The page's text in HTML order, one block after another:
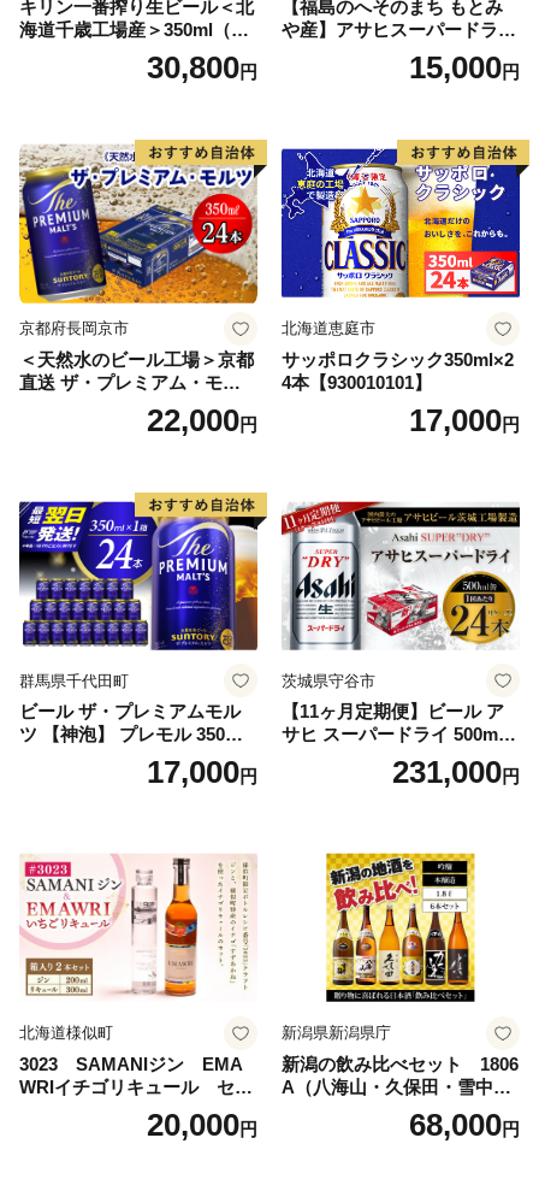
キリン一番搾り生ビール＜北
海道千歳工場産＞350ml（24
30,800円
【福島のへそのまち もとみ
や産】アサヒスーパードライ
350ml×24本 合計8.4L 1ケー
ス アルコール度数5% 缶ビー
口 送料無料 カメイ 本宮市
【07214-0206】
15,000円
京都府長岡京市
＜天然水のビール工場＞京都
直送 ザ・プレミアム・モル
ツ 350ml×24本 プレモル [149
22,000円
北海道恵庭市
サッポロクラシック350ml×2
4本【930010101】
17,000円
群馬県千代田町
ビール ザ・プレミアムモル
ツ 【神泡】 プレモル 350ml
× 24本 サントリー〈天然水の
ビール工場〉群馬※沖縄・離
17,000円
茨城県守谷市
【11ヶ月定期便】ビール ア
サヒ スーパードライ 500ml 2
4本 1ケース×11ヶ月 | アサヒ
ビール 究極の辛口 酒 お酒 ア
uper dry 11回 缶ビール 缶 ギ
フト 内祝い 茨城県守谷市 送
料無料
231,000円
北海道様似町
3023 SAMANIジン EMA
WRIイチゴリキュール セッ
ト（箱入り）【大人の味 酒
お酒 洋酒 スピリッツ クラフ
20,000円
新潟県新潟県庁
新潟の飲み比べセット 1806
A（八海山・久保田・雪中
梅・越乃寒梅・かたふね・千
68,000円